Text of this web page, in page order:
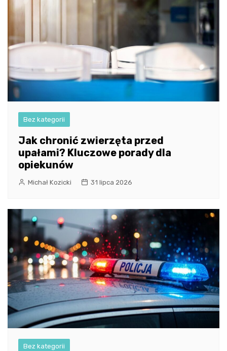
Bez kategorii
Jak chronić zwierzęta przed
upałami? Kluczowe porady dla
opiekunów
Michał Kozicki 31 lipca 2026
Bez kategorii